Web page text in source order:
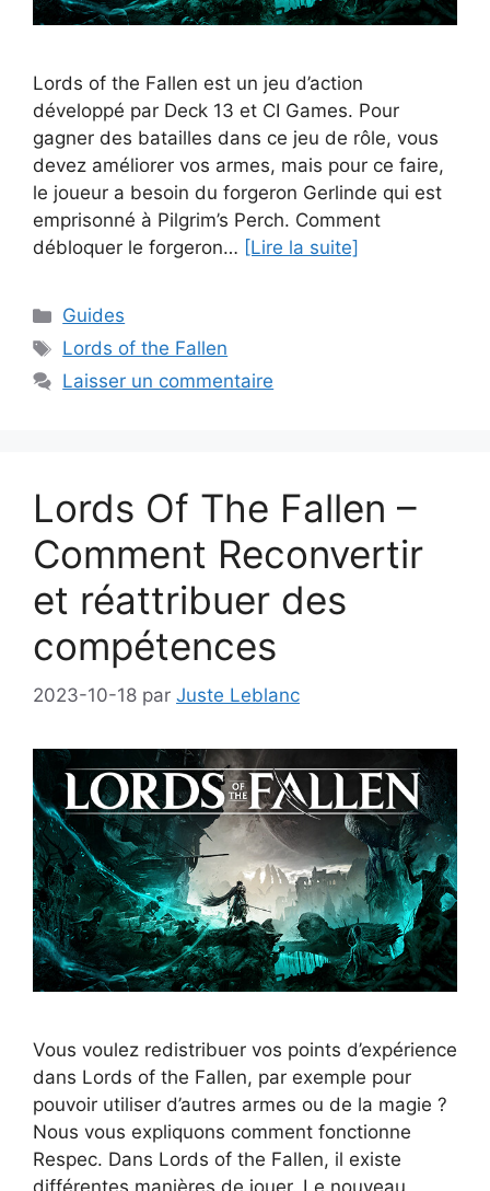
Lords of the Fallen est un jeu d’action
développé par Deck 13 et CI Games. Pour
gagner des batailles dans ce jeu de rôle, vous
devez améliorer vos armes, mais pour ce faire,
le joueur a besoin du forgeron Gerlinde qui est
emprisonné à Pilgrim’s Perch. Comment
débloquer le forgeron… [Lire la suite]
Catégories
Guides
Étiquettes
Lords of the Fallen
Laisser un commentaire
Lords Of The Fallen –
Comment Reconvertir
et réattribuer des
compétences
2023-10-18 par Juste Leblanc
Vous voulez redistribuer vos points d’expérience
dans Lords of the Fallen, par exemple pour
pouvoir utiliser d’autres armes ou de la magie ?
Nous vous expliquons comment fonctionne
Respec. Dans Lords of the Fallen, il existe